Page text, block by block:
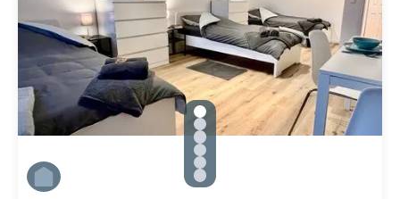
gallery.slide_selector
Zu Slide 1 wechseln
Zu Slide 2 wechseln
Zu Slide 3 wechseln
Zu Slide 4 wechseln
Zu Slide 5 wechseln
Zu Slide 6 wechseln